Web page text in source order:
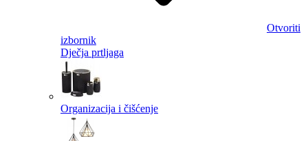
Otvoriti
izbornik
Dječja prtljaga
Organizacija i čišćenje